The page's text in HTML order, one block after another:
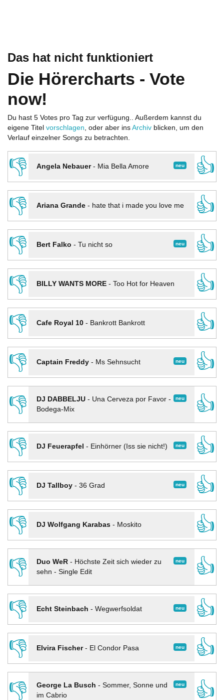
Das hat nicht funktioniert
Die Hörercharts - Vote
now!
Du hast 5 Votes pro Tag zur verfügung.. Außerdem kannst du
eigene Titel vorschlagen, oder aber ins Archiv blicken, um den
Verlauf einzelner Songs zu betrachten.
👎 neu
Angela Nebauer- Mia Bella Amore
👍
👎
Ariana Grande- hate that i made you love me
👍
👎
neu
Bert Falko - Tu nicht so
👍
👎
BILLY WANTS MORE- Too Hot for Heaven
👍
👎
Cafe Royal 10- Bankrott Bankrott
👍
👎
neu
Captain Freddy- Ms Sehnsucht
👍
👎
neu
DJ DABBELJU- Una Cerveza por Favor -
Bodega-Mix
👍
👎
neu
DJ Feuerapfel - Einhörner (Iss sie nicht!)
👍
👎
neu
DJ Tallboy- 36 Grad
👍
👎
DJ Wolfgang Karabas- Moskito
👍
👎
neu
Duo WeR- Höchste Zeit sich wieder zu
sehn - Single Edit
👍
👎
neu
Echt Steinbach - Wegwerfsoldat
👍
👎
neu
Elvira Fischer- El Condor Pasa
👍
👎
neu
George La Busch - Sommer, Sonne und
im Cabrio
👍